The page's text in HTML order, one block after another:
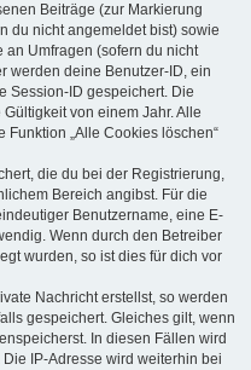
Beiträge (zur Markierung
du nicht angemeldet bist) sowie
an Umfragen (sofern du nicht
werden deine Benutzer-ID, ein
Session-ID gespeichert. Die
von einem Jahr. Alle
„Alle Cookies löschen“
die du bei der Registrierung,
Bereich angibst. Für die
Benutzername, eine E-
Wenn durch den Betreiber
wurden, so ist dies für dich vor
Nachricht erstellst, so werden
gespeichert. Gleiches gilt, wenn
In diesen Fällen wird
IP-Adresse wird weiterhin bei